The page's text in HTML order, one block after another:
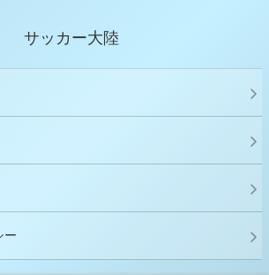
サッカー大陸
ー